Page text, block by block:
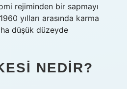
rejiminden bir sapmayı
yılları arasında karma
düşük düzeyde
NEDIR?